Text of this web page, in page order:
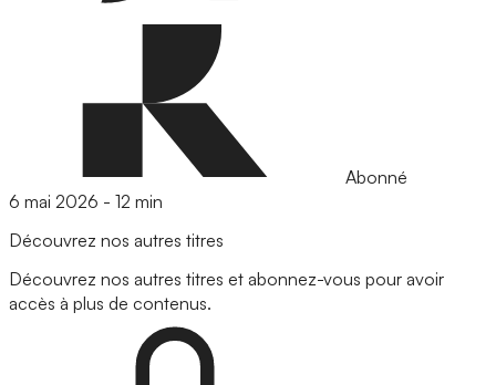
Abonné
6 mai 2026 - 12 min
Découvrez nos autres titres
Découvrez nos autres titres et abonnez-vous pour avoir
accès à plus de contenus.